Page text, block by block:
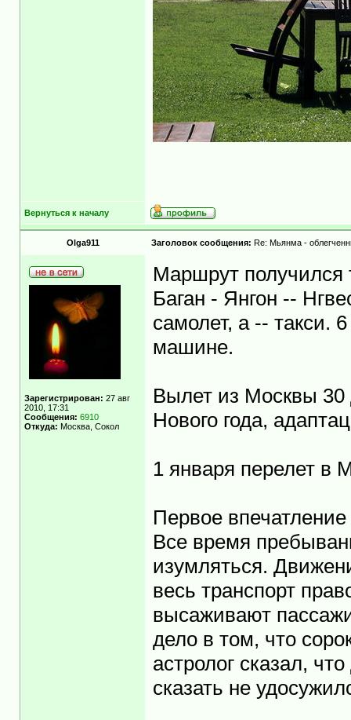
Вернуться к началу
Olga911 Заголовок сообщения: Re: Мьянма -
Зарегистрирован: 27 авг
2010, 17:31
Сообщения: 6910
Откуда: Москва, Сокол
Маршрут получился
Баган - Янгон --
самолет, а -- такси.
машине.
Вылет из Москвы 30
Нового года,
1 января перелет в
Первое
Все время
изумляться.
весь транспорт
высаживают
дело в том, что
астролог сказал,
сказать не